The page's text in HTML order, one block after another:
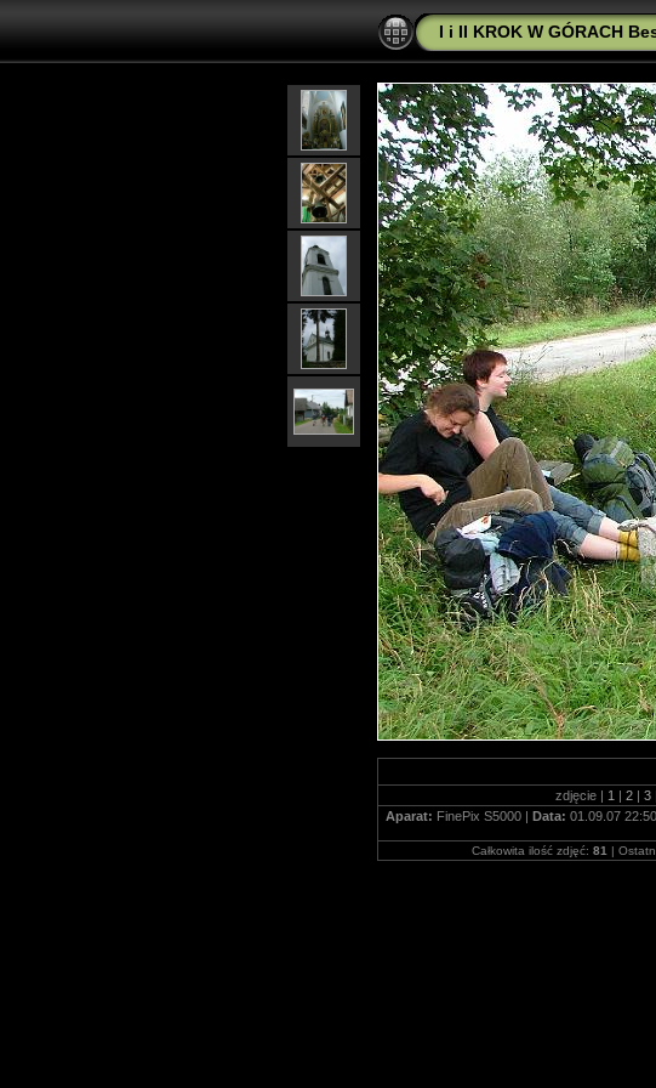
I i II KROK W GÓRACH
zdjęcie | 1 | 2 | 3
Aparat: FinePix S5000 | Data: 01.09.07
Całkowita ilość zdjęć: 81 |